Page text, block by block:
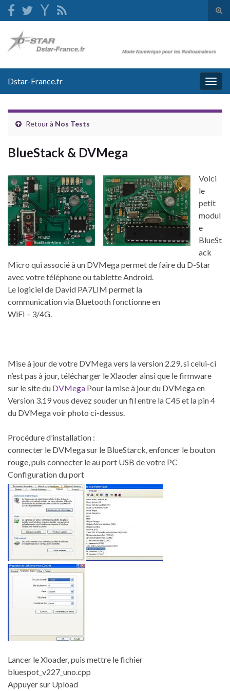
Dstar-France.fr
Retour à Nos Tests
BlueStack & DVMega
Voici
le
petit
modul
e
BlueSt
ack
Micro qui associé à un DVMega permet de faire du D-Star
avec votre téléphone ou tablette Android.
Le logiciel de David PA7LIM permet la
communication via Bluetooth fonctionne en
WiFi – 3/4G.
Mise à jour de votre DVMega vers la version 2.29, si celui-ci
n’est pas à jour, télécharger le Xlaoder ainsi que le firmware
sur le site du DVMega Pour la mise à jour du DVMega en
Version 3.19 vous devez souder un fil entre la C45 et la pin 4
du DVMega voir photo ci-dessus.
Procédure d’installation :
connecter le DVMega sur le BlueStarck, enfoncer le bouton
rouge, puis connecter le au port USB de votre PC
Configuration du port
Lancer le Xloader, puis mettre le fichier
bluespot_v227_uno.cpp
Appuyer sur Upload